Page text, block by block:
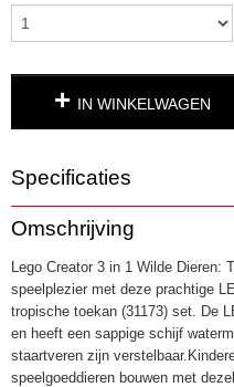
IN WINKELWAGEN
Specificaties
Productcode
4861
EAN code
5702017879956
Omschrijving
Lego Creator 3 in 1 Wilde Dieren:
speelplezier met deze prachtige
tropische toekan (31173) set. De
en heeft een sappige schijf
staartveren zijn
speelgoeddieren bouwen met